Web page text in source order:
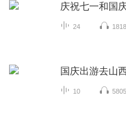
庆祝七一和国
24 1818
国庆出游去山
10 5805